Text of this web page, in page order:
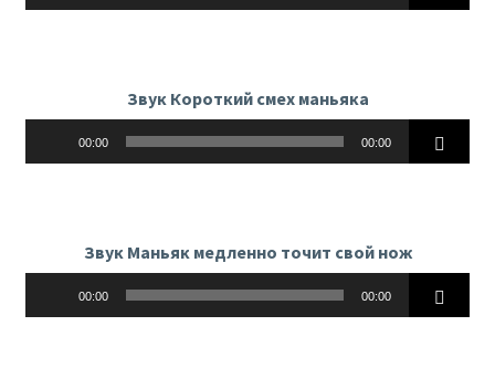
Звук Короткий смех маньяка
00:00 00:00
Звук Маньяк медленно точит свой нож
00:00 00:00